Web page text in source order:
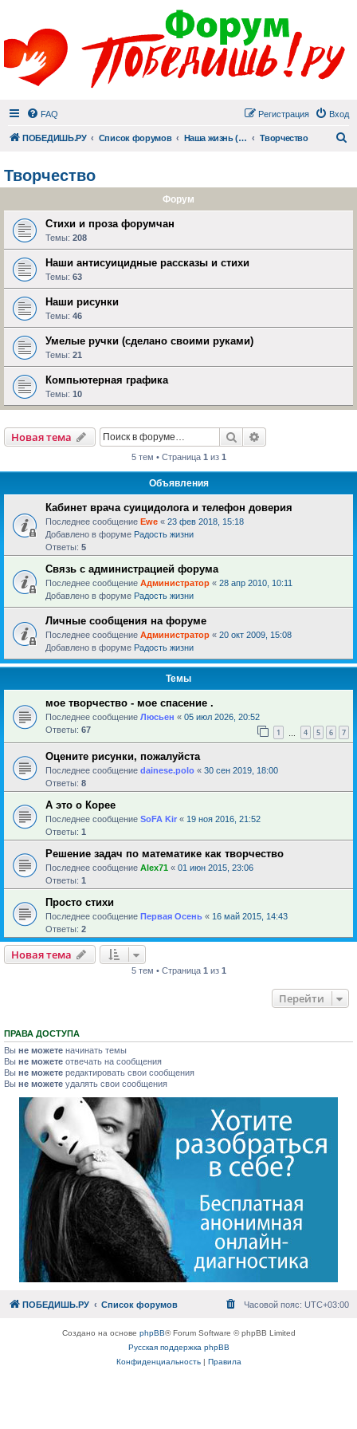
FAQ Вход
Регистрация
ПОБЕДИШЬ.РУ Список форумов Наша жизнь (не всё же о суициде!) Творчество
Творчество
Форум
Стихи и проза форумчан
Темы: 208
Наши антисуицидные рассказы и стихи
Темы: 63
Наши рисунки
Темы: 46
Умелые ручки (сделано своими руками)
Темы: 21
Компьютерная графика
Темы: 10
Новая тема Поиск
5 тем • Страница 1 из 1
Объявления
Кабинет врача суицидолога и телефон доверия
Последнее сообщение Ewe « 23 фев 2018, 15:18
Добавлено в форуме Радость жизни
Ответы: 5
Связь с администрацией форума
Последнее сообщение Администратор « 28 апр 2010, 10:11
Добавлено в форуме Радость жизни
Личные сообщения на форуме
Последнее сообщение Администратор « 20 окт 2009, 15:08
Добавлено в форуме Радость жизни
Темы
мое творчество - мое спасение .
Последнее сообщение Люсьен « 05 июл 2026, 20:52
Ответы: 67 1 4 5 6 7
Оцените рисунки, пожалуйста
Последнее сообщение dainese.polo « 30 сен 2019, 18:00
Ответы: 8
А это о Корее
Последнее сообщение SoFA Kir « 19 ноя 2016, 21:52
Ответы: 1
Решение задач по математике как творчество
Последнее сообщение Alex71 « 01 июн 2015, 23:06
Ответы: 1
Просто стихи
Последнее сообщение Первая Осень « 16 май 2015, 14:43
Ответы: 2
Новая тема
5 тем • Страница 1 из 1
Перейти
ПРАВА ДОСТУПА
Вы не можете начинать темы
Вы не можете отвечать на сообщения
Вы не можете редактировать свои сообщения
Вы не можете удалять свои сообщения
ПОБЕДИШЬ.РУ Список форумов Часовой пояс: UTC+03:00
Создано на основе phpBB® Forum Software © phpBB Limited
Русская поддержка phpBB
Конфиденциальность| Правила